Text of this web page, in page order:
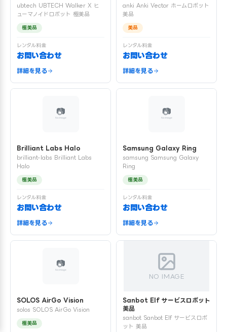
ubtech UBTECH Walker X ヒ
ューマノイドロボット 極美品
極美品
レンタル料金
お問い合わせ
詳細を見る
anki Anki Vector ホームロボット
美品
美品
レンタル料金
お問い合わせ
詳細を見る
Brilliant Labs Halo
brilliant-labs Brilliant Labs
Halo
極美品
レンタル料金
お問い合わせ
詳細を見る
Samsung Galaxy Ring
samsung Samsung Galaxy
Ring
極美品
レンタル料金
お問い合わせ
詳細を見る
SOLOS AirGo Vision
solos SOLOS AirGo Vision
極美品
NO IMAGE
Sanbot Elf サービスロボット
美品
sanbot Sanbot Elf サービスロボ
ット 美品